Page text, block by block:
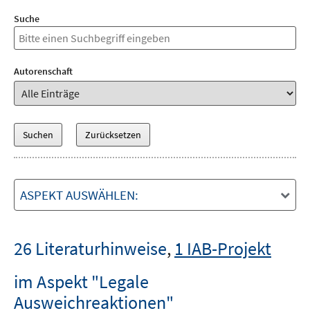
Suche
Autorenschaft
ASPEKT AUSWÄHLEN:
26 Literaturhinweise, 1 IAB-Projekt
im Aspekt "Legale
Ausweichreaktionen"